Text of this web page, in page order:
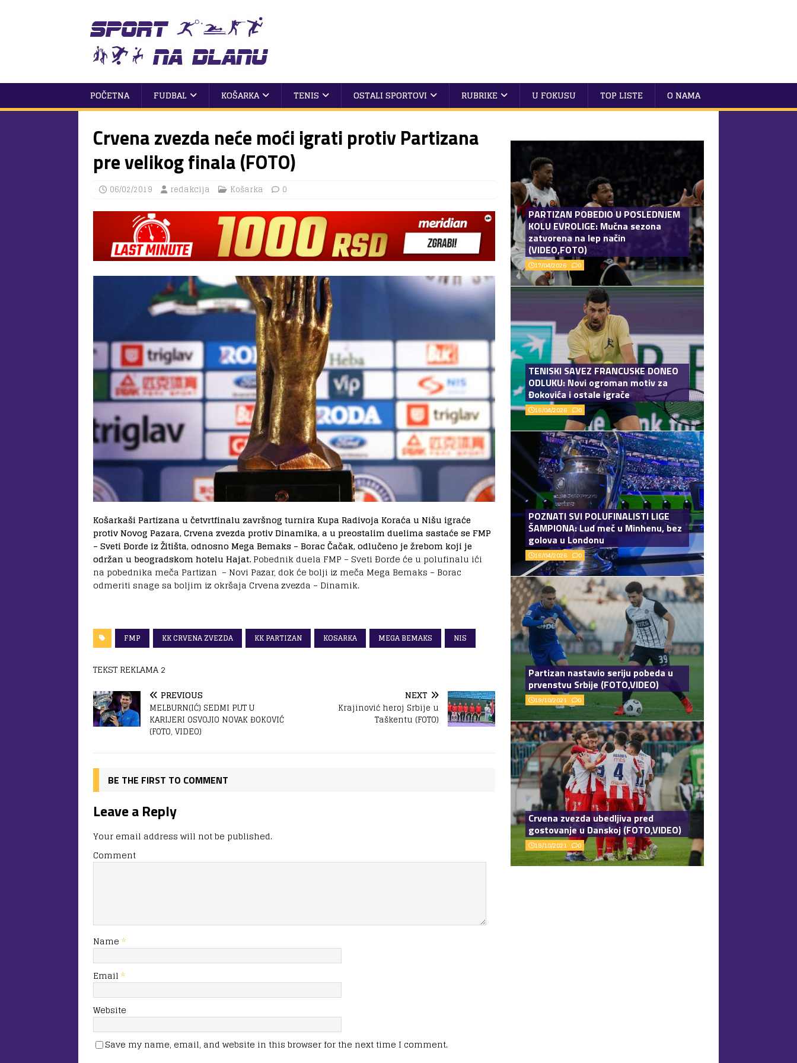
POČETNA FUDBAL KOŠARKA TENIS OSTALI SPORTOVI RUBRIKE U FOKUSU TOP LISTE O NAMA
Crvena zvezda neće moći igrati protiv Partizana
pre velikog finala (FOTO)
06/02/2019 redakcija Košarka 0
Košarkaši Partizana u četvrtfinalu završnog turnira Kupa Radivoja Koraća u Nišu igraće
protiv Novog Pazara, Crvena zvezda protiv Dinamika, a u preostalim duelima sastaće se FMP
– Sveti Đorđe iz Žitišta, odnosno Mega Bemaks – Borac Čačak, odlučeno je žrebom koji je
održan u beogradskom hotelu Hajat. Pobednik duela FMP – Sveti Đorđe će u polufinalu ići
na pobednika meča Partizan – Novi Pazar, dok će bolji iz meča Mega Bemaks – Borac
odmeriti snage sa boljim iz okršaja Crvena zvezda – Dinamik.
FMP KK CRVENA ZVEZDA KK PARTIZAN KOSARKA MEGA BEMAKS NIS
TEKST REKLAMA 2
PREVIOUS
MELBURN(IĆ) SEDMI PUT U
KARIJERI OSVOJIO NOVAK ĐOKOVIĆ
(FOTO, VIDEO)
NEXT
Krajinović heroj Srbije u
Taškentu (FOTO)
BE THE FIRST TO COMMENT
Leave a Reply
Your email address will not be published.
Comment
Name *
Email *
Website
Save my name, email, and website in this browser for the next time I comment.
PARTIZAN POBEDIO U POSLEDNJEM
KOLU EVROLIGE: Mučna sezona
zatvorena na lep način
(VIDEO,FOTO)
17/04/2026 0
TENISKI SAVEZ FRANCUSKE DONEO
ODLUKU: Novi ogroman motiv za
Đokovića i ostale igrače
16/04/2026 0
POZNATI SVI POLUFINALISTI LIGE
ŠAMPIONA: Lud meč u Minhenu, bez
golova u Londonu
16/04/2026 0
Partizan nastavio seriju pobeda u
prvenstvu Srbije (FOTO,VIDEO)
19/10/2021 0
Crvena zvezda ubedljiva pred
gostovanje u Danskoj (FOTO,VIDEO)
19/10/2021 0